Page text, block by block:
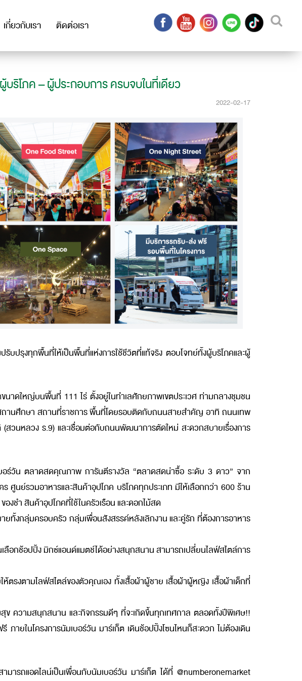
เกี่ยวกับเรา ติดต่อเรา
ริโภค – ผู้ประกอบการ ครบจบในที่เดียว
2022-02-17
ปรุงทุกพื้นที่ให้เป็นพื้นที่แห่งการใช้ชีวิตที่แท้จริง ตอบโจทย์ทั้งผู้บริโภคและผู้
ดใหญ่บนพื้นที่ 111 ไร่ ตั้งอยู่ในทำเลศักยภาพเขตประเวศ ท่ามกลางชุมชน
ถานศึกษา สถานที่ราชการ พื้นที่โดยรอบติดกับถนนสายสำคัญ อาทิ ถนนเทพ
วนหลวง ร.9) และเชื่อมต่อกับถนนพัฒนาการตัดใหม่ สะดวกสบายเรื่องการ
อร์วัน ตลาดสดคุณภาพ การันตีรางวัล “ตลาดสดน่าซื้อ ระดับ 3 ดาว” จาก
ศูนย์รวมอาหารและสินค้าอุปโภค บริโภคทุกประเภท มีให้เลือกกว่า 600 ร้าน
งชำ สินค้าอุปโภคที่ใช้ในครัวเรือน และดอกไม้สด
ทั้งกลุ่มครอบครัว กลุ่มเพื่อนสังสรรค์หลังเลิกงาน และคู่รัก ที่ต้องการอาหาร
ลือกช้อปปิ้ง มิกซ์แอนด์แมตช์ได้อย่างสนุกสนาน สามารถเปลี่ยนไลฟ์สไตล์การ
รงตามไลฟ์สไตล์ของตัวคุณเอง ทั้งเสื้อผ้าผู้ชาย เสื้อผ้าผู้หญิง เสื้อผ้าเด็กที่
ความสนุกสนาน และกิจกรรมดีๆ ที่จะเกิดขึ้นทุกเทศกาล ตลอดทั้งปีพิเศษ!!
ายในโครงการนัมเบอร์วัน มาร์เก็ต เดินช้อปปิ้งโซนไหนก็สะดวก ไม่ต้องเดิน
รถแอดไลน์เป็นเพื่อนกับนัมเบอร์วัน มาร์เก็ต ได้ที่ @numberonemarket